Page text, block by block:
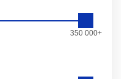
350 000+